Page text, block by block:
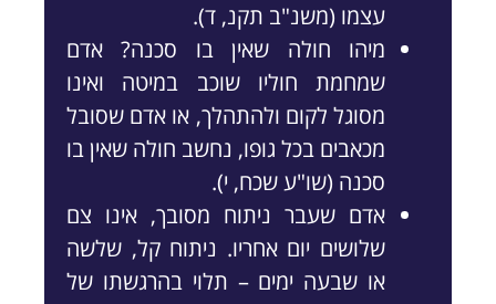
עצמו (משנ"ב תקנ, ד).
מיהו חולה שאין בו סכנה? אדם
שמחמת חוליו שוכב במיטה ואינו
מסוגל לקום ולהתהלך, או אדם שסובל
מכאבים בכל גופו, נחשב חולה שאין בו
סכנה (שו"ע שכח, י).
אדם שעבר ניתוח מסובך, אינו צם
שלושים יום אחריו. ניתוח קל, שלשה
או שבעה ימים – תלוי בהרגשתו של